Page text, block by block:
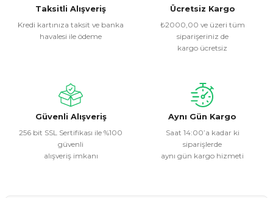
Görüş ve önerileriniz için teşekkür ederiz.
Ürün resmi kalitesiz, bozuk veya görüntülenemiyor.
Ürün fiyatı diğer sitelerden daha pahalı.
Bu ürüne benzer farklı alternatifler olmalı.
Taksitli Alışveriş
Kredi kartınıza taksit ve banka
havalesi ile ödeme
Ücretsiz Kargo
₺2000,00 ve üzeri tüm
siparişeriniz de
kargo ücretsiz
Güvenli Alışveriş
256 bit SSL Sertifikası ile %100
güvenli
alışveriş imkanı
Aynı Gün Kargo
Saat 14:00’a kadar ki
siparişlerde
aynı gün kargo hizmeti